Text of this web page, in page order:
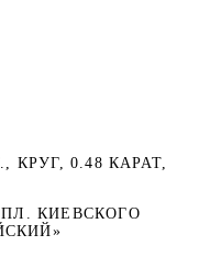
0.48 КАРАТ,
КИЕВСКОГО